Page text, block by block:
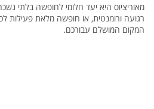
מאוריציוס היא יעד חלומי לחופשה בלתי
רגועה ורומנטית, או חופשה מלאת פעילות
המקום המושלם עבורכם.